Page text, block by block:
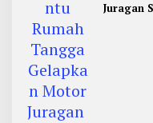
Juragan